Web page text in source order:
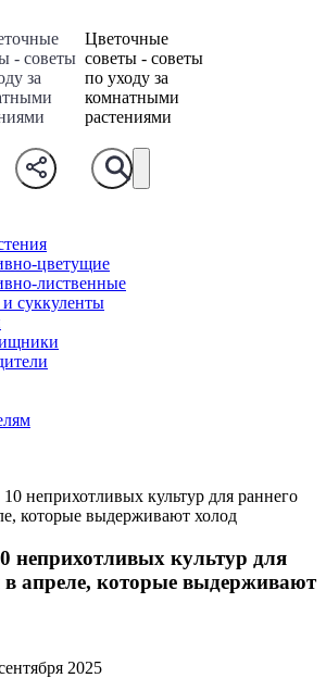
Цветочные
советы - советы
по уходу за
комнатными
растениями
цветущие
лиственные
суккуленты
неприхотливых культур для раннего
которые выдерживают холод
неприхотливых культур для
в апреле, которые выдерживают
2025